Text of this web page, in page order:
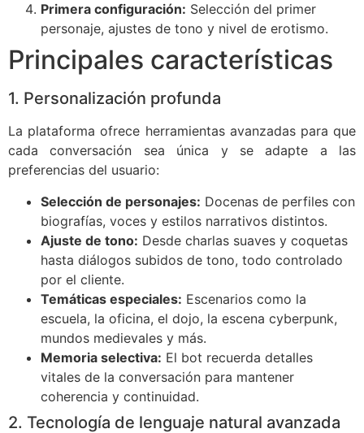
Primera configuración: Selección del primer
personaje, ajustes de tono y nivel de erotismo.
Principales características
1. Personalización profunda
La plataforma ofrece herramientas avanzadas para que
cada conversación sea única y se adapte a las
preferencias del usuario:
Selección de personajes: Docenas de perfiles con
biografías, voces y estilos narrativos distintos.
Ajuste de tono: Desde charlas suaves y coquetas
hasta diálogos subidos de tono, todo controlado
por el cliente.
Temáticas especiales: Escenarios como la
escuela, la oficina, el dojo, la escena cyberpunk,
mundos medievales y más.
Memoria selectiva: El bot recuerda detalles
vitales de la conversación para mantener
coherencia y continuidad.
2. Tecnología de lenguaje natural avanzada